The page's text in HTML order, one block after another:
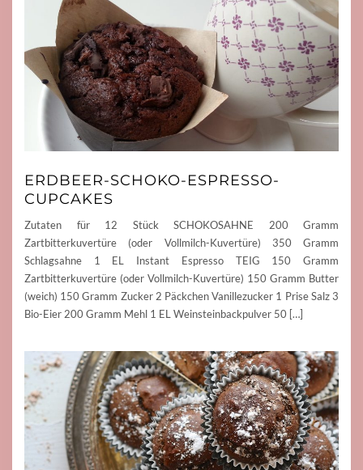
ERDBEER-SCHOKO-ESPRESSO-
CUPCAKES
Zutaten für 12 Stück SCHOKOSAHNE 200 Gramm
Zartbitterkuvertüre (oder Vollmilch-Kuvertüre) 350 Gramm
Schlagsahne 1 EL Instant Espresso TEIG 150 Gramm
Zartbitterkuvertüre (oder Vollmilch-Kuvertüre) 150 Gramm Butter
(weich) 150 Gramm Zucker 2 Päckchen Vanillezucker 1 Prise Salz 3
Bio-Eier 200 Gramm Mehl 1 EL Weinsteinbackpulver 50 […]